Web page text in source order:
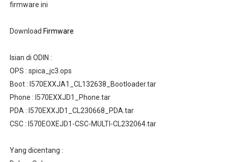
firmware ini
Download Firmware
Isian di ODIN :
OPS : spica_jc3.ops
Boot : I570EXXJA1_CL132638_Bootloader.tar
Phone : I570EXXJD1_Phone.tar
PDA : I570EXXJD1_CL230668_PDA.tar
CSC : I570EOXEJD1-CSC-MULTI-CL232064.tar
Yang dicentang :